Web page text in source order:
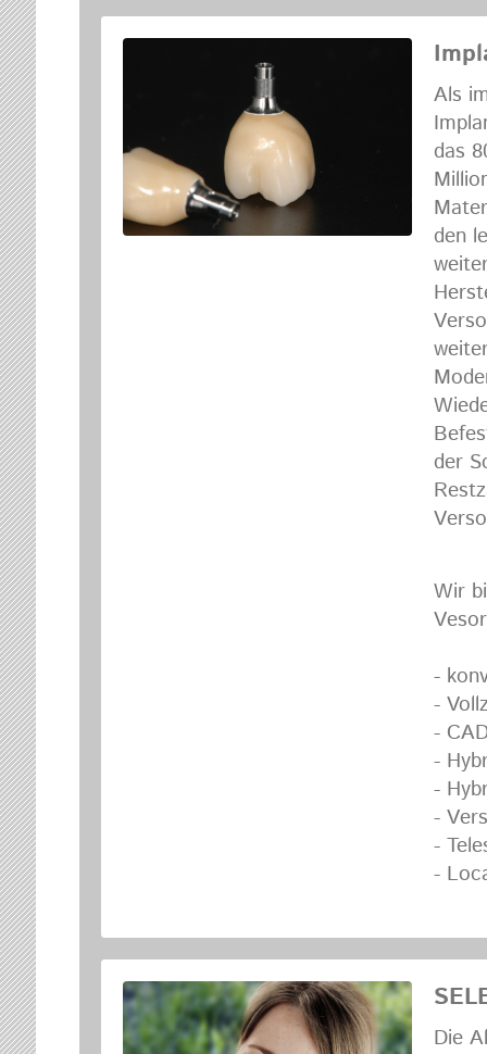
Als
das
den
der
Wir
-
-
-
-
-
-
-
-
Die